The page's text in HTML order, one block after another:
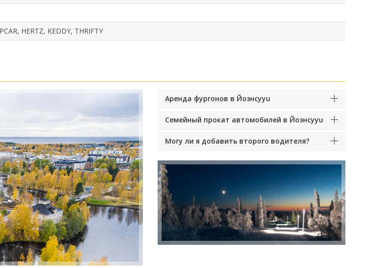
HERTZ, KEDDY, THRIFTY
Аренда фургонов в Йоэнсууu
Семейный прокат автомобилей в Йоэнсууu
Могу ли я добавить второго водителя?